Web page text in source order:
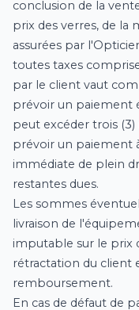
conclusion de la
prix des verres, de la
assurées par
toutes taxes
par le client vaut
prévoir un paiement
peut excéder trois
prévoir un paiement
immédiate de plein
restantes dues.
Les sommes
livraison de
imputable sur le prix
rétractation du client
remboursement.
En cas de défaut de